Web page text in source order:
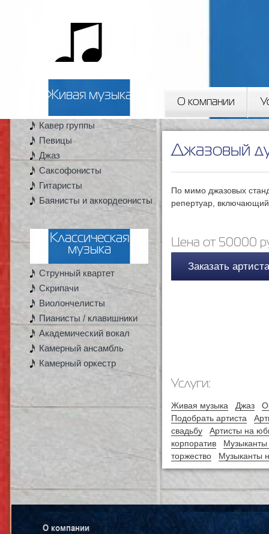
О компании
Вы здесь
Живая музыка
Кавер группы
Певицы
Джаз
Саксофонисты
Гитаристы
Баянисты и аккордеонисты
Классическая
музыка
Струнный квартет
Скрипачи
Виолончелисты
Пианисты / клавишники
Академический вокал
Камерный ансамбль
Камерный оркестр
Джазовый
По мимо джазовых
репертуар,
Цена от 50000
Заказать артиста
Услуги:
Живая музыка Джаз
Подобрать артиста
свадьбу
Артисты на
корпоратив
торжество
Музыканты
О компании